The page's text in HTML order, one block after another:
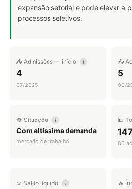
expansão setorial e pode elevar a
processos seletivos.
📥 Admissões — início i
4
07/2025
📤
5
06/
🔄 Situação i
Com altíssima demanda
mercado de trabalho
📊
147
85
⚖️ Saldo líquido i 🔥